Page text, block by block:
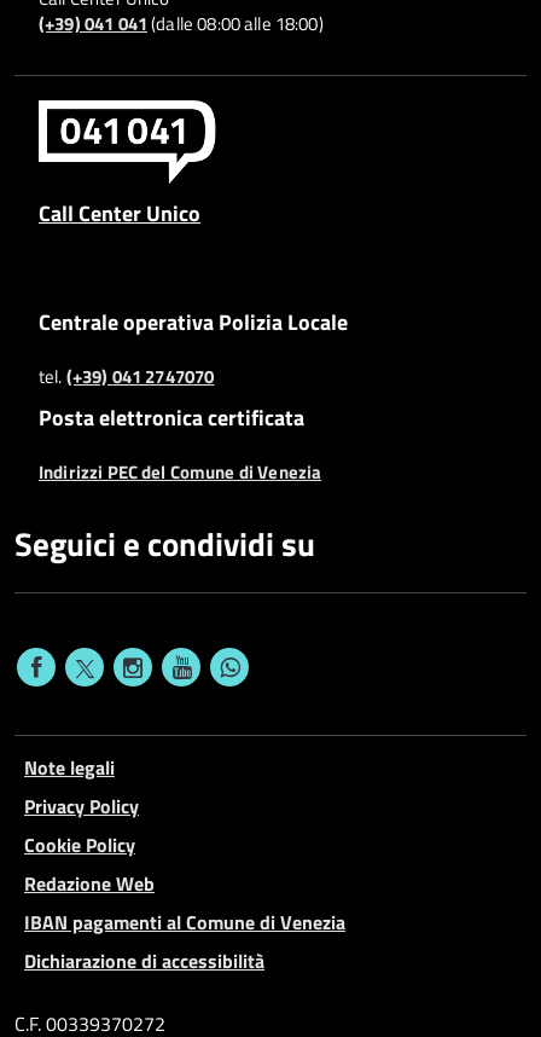
(+39) 041 041(dalle 08:00 alle 18:00)
Call Center Unico
Centrale operativa Polizia Locale
tel.(+39) 041 2747070
Posta elettronica certificata
Indirizzi PEC del Comune di Venezia
Seguici e condividi su
Note legali
Privacy Policy
Cookie Policy
Redazione Web
IBAN pagamenti al Comune di Venezia
Dichiarazione di accessibilità
C.F. 00339370272